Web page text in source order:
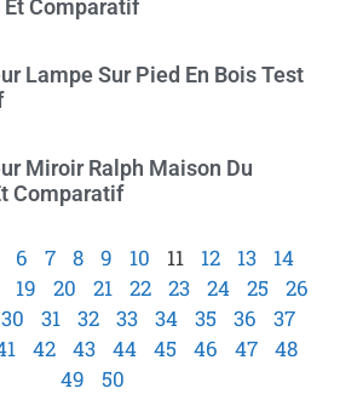
Et Comparatif
Lampe Sur Pied En Bois Test
Miroir Ralph Maison Du
Comparatif
6 7 8 9 10 11 12 13
14
19 20 21 22 23 24 25
26
30 31 32 33 34 35 36
37
42 43 44 45 46 47
48
49
50